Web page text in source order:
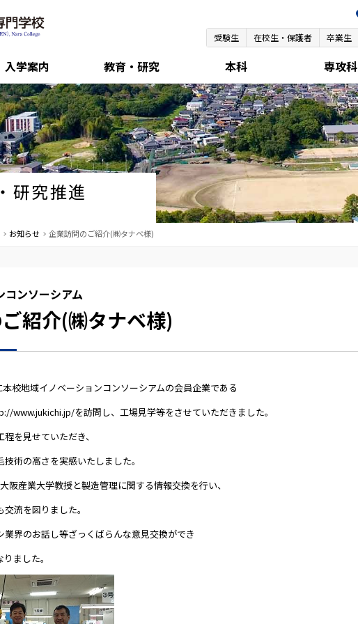
受験生 在校生・保護者 卒業生
入学案内 教育・研究 本科 専攻科
研究推進
お知らせ 企業訪問のご紹介(㈱タナベ様)
コンソーシアム
紹介(㈱タナベ様)
校地域イノベーションコンソーシアムの会員企業である
www.jukichi.jp/を訪問し、工場見学等をさせていただきました。
を見せていただき、
術の高さを実感いたしました。
阪産業大学教授と製造管理に関する情報交換を行い、
流を図りました。
界のお話し等ざっくばらんな意見交換ができ
ました。